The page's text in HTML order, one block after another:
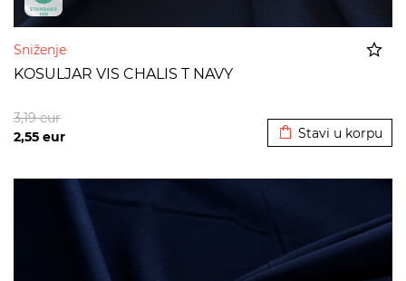
Sniženje
KOSULJAR VIS CHALIS T NAVY
2,55 eur
3,19eur
Stavi u korpu